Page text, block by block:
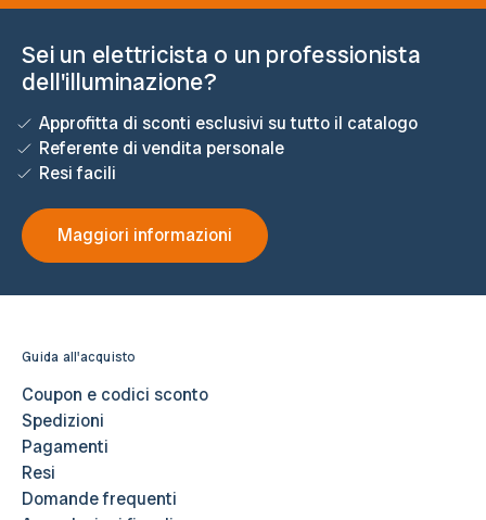
Sei un elettricista o un professionista
dell'illuminazione?
Approfitta di sconti esclusivi su tutto il catalogo
Referente di vendita personale
Resi facili
Maggiori informazioni
Guida all'acquisto
Coupon e codici sconto
Spedizioni
Pagamenti
Resi
Domande frequenti